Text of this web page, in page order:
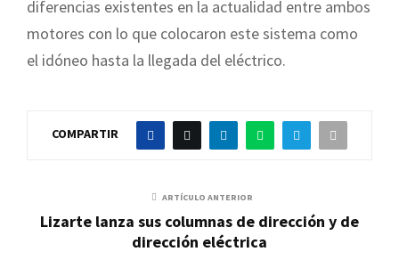
diferencias existentes en la actualidad entre ambos
motores con lo que colocaron este sistema como
el idóneo hasta la llegada del eléctrico.
COMPARTIR
ARTÍCULO ANTERIOR
Lizarte lanza sus columnas de dirección y de
dirección eléctrica